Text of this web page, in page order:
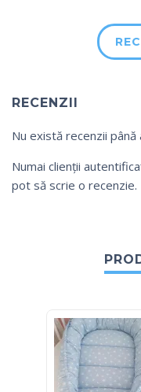
RECENZII
Nu există recenzii până
Numai clienții
pot să scrie o recenzie.